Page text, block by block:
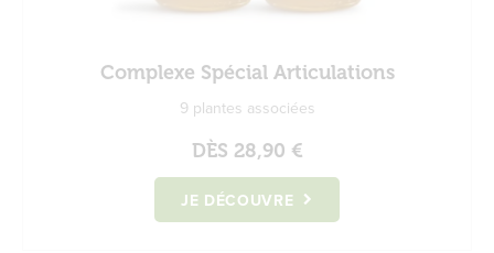
Complexe Spécial Articulations
9 plantes associées
DÈS 28,90 €
JE DÉCOUVRE